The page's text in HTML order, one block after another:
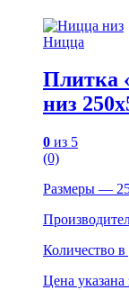
Ницца
Плитка
низ
0 из 5
(0)
Размеры —
Количество
Цена указана